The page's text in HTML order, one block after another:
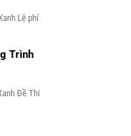
Lệ phí
Trình
Đề Thi